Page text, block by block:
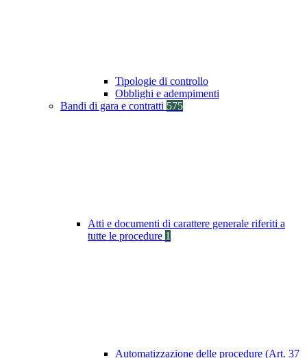
Tipologie di controllo
Obblighi e adempimenti
Bandi di gara e contratti 575
Atti e documenti di carattere generale riferiti a
tutte le procedure 1
Automatizzazione delle procedure (Art. 37